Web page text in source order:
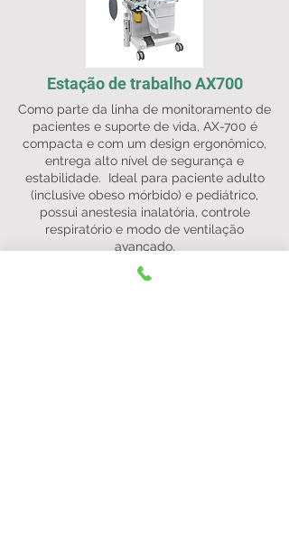
Estação de trabalho AX700
Como parte da linha de monitoramento de
pacientes e suporte de vida, AX-700 é
compacta e com um design ergonômico,
entrega alto nível de segurança e
estabilidade. Ideal para paciente adulto
(inclusive obeso mórbido) e pediátrico,
possui anestesia inalatória, controle
respiratório e modo de ventilação
avançado.